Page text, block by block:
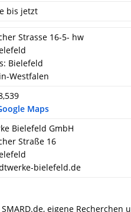
bis jetzt
Strasse 16-5- hw
Bielefeld
Westfalen
Maps
Bielefeld GmbH
Straße 16
bielefeld.de
eigene Recherchen